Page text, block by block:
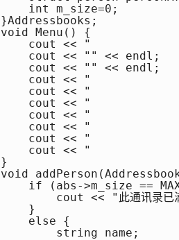
int m_size=0;
}Addressbooks;
void Menu() {
cout << "
cout << "" << endl;
cout << "" << endl;
cout << "
cout << "
cout << "
cout << "
cout << "
cout << "
cout << "
}
void
if (abs->m_size ==
cout << "此通讯录已满
}
else {
string name;